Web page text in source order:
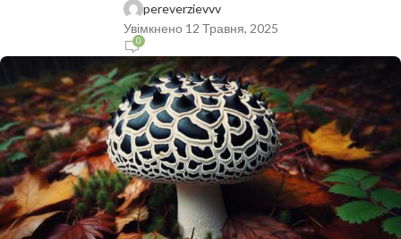
pereverzievvv
Увімкнено 12 Травня, 2025
0